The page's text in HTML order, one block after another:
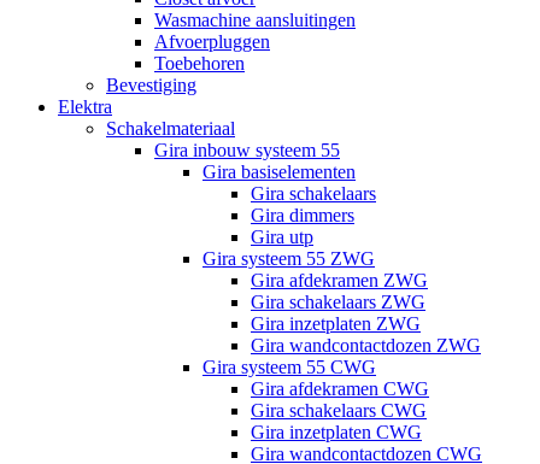
Wasmachine aansluitingen
Afvoerpluggen
Toebehoren
Bevestiging
Elektra
Schakelmateriaal
Gira inbouw systeem 55
Gira basiselementen
Gira schakelaars
Gira dimmers
Gira utp
Gira systeem 55 ZWG
Gira afdekramen ZWG
Gira schakelaars ZWG
Gira inzetplaten ZWG
Gira wandcontactdozen ZWG
Gira systeem 55 CWG
Gira afdekramen CWG
Gira schakelaars CWG
Gira inzetplaten CWG
Gira wandcontactdozen CWG